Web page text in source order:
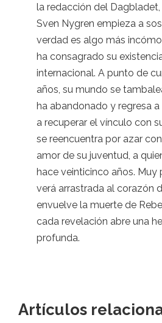
la redacción del
Sven Nygren empieza a
verdad es algo más
ha consagrado su
internacional. A punto de
años, su mundo se
ha abandonado y regresa
a recuperar el vínculo con
se reencuentra por azar
amor de su juventud, a
hace veinticinco años. Muy
verá arrastrada al corazón
envuelve la muerte de
cada revelación abre una
profunda.
Artículos